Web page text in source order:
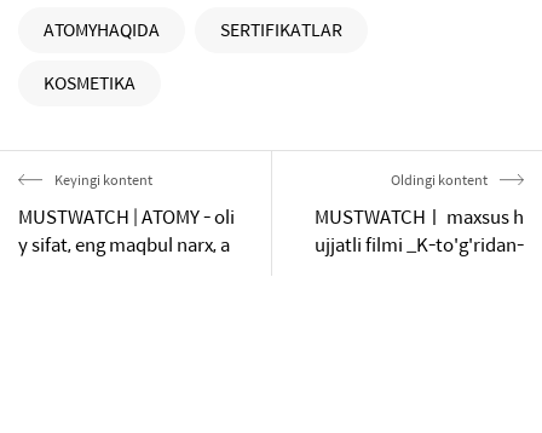
ATOMYHAQIDA
SERTIFIKATLAR
KOSMETIKA
Keyingi kontent
MUSTWATCH | ATOMY - oli
y sifat, eng maqbul narx, a
Oldingi kontent
MUSTWATCHㅣ maxsus h
ujjatli filmi _K-to'g'ridan-